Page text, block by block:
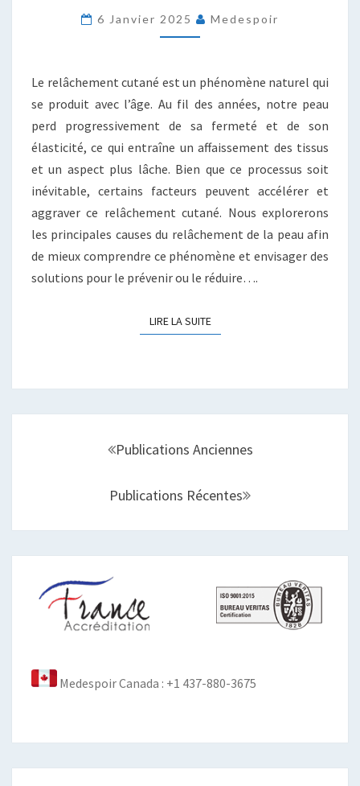
RELÂCHEMENT
CUTANÉ
6 Janvier 2025 Medespoir
Le relâchement cutané est un phénomène naturel qui
se produit avec l’âge. Au fil des années, notre peau
perd progressivement de sa fermeté et de son
élasticité, ce qui entraîne un affaissement des tissus
et un aspect plus lâche. Bien que ce processus soit
inévitable, certains facteurs peuvent accélérer et
aggraver ce relâchement cutané. Nous explorerons
les principales causes du relâchement de la peau afin
de mieux comprendre ce phénomène et envisager des
solutions pour le prévenir ou le réduire….
LIRE LA SUITELIRE LA SUITE
Publications Anciennes
Publications Récentes
Medespoir Canada : +1 437-880-3675